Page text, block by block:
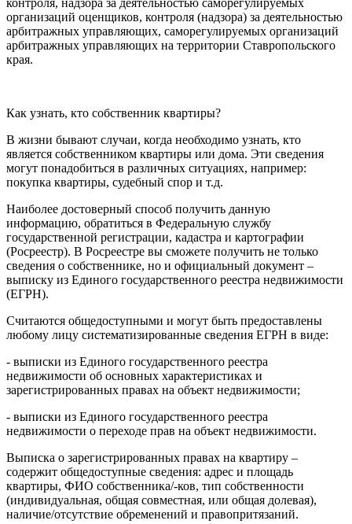
организаций оценщиков, контроля (надзора) за деятельностью
арбитражных управляющих, саморегулируемых организаций
арбитражных управляющих на территории Ставропольского
края.
Как узнать, кто собственник квартиры?
В жизни бывают случаи, когда необходимо узнать, кто
является собственником квартиры или дома. Эти сведения
могут понадобиться в различных ситуациях, например:
покупка квартиры, судебный спор и т.д.
Наиболее достоверный способ получить данную
информацию, обратиться в Федеральную службу
государственной регистрации, кадастра и картографии
(Росреестр). В Росреестре вы сможете получить не только
сведения о собственнике, но и официальный документ –
выписку из Единого государственного реестра недвижимости
(ЕГРН).
Считаются общедоступными и могут быть предоставлены
любому лицу систематизированные сведения ЕГРН в виде:
- выписки из Единого государственного реестра
недвижимости об основных характеристиках и
зарегистрированных правах на объект недвижимости;
- выписки из Единого государственного реестра
недвижимости о переходе прав на объект недвижимости.
Выписка о зарегистрированных правах на квартиру –
содержит общедоступные сведения: адрес и площадь
квартиры, ФИО собственника/-ков, тип собственности
(индивидуальная, общая совместная, или общая долевая),
наличие/отсутствие обременений и правопритязаний.